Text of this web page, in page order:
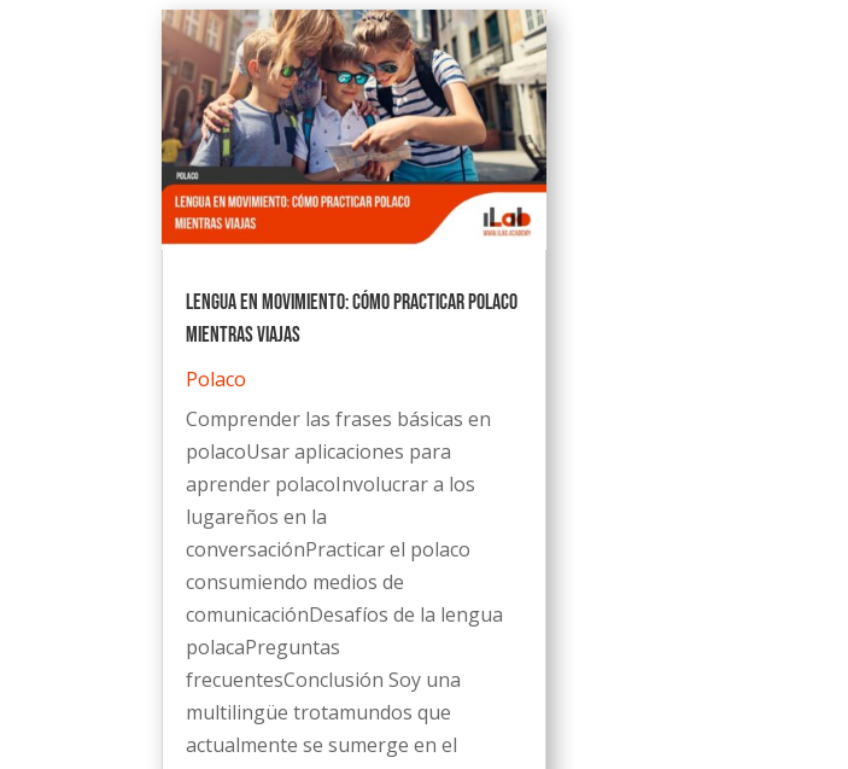
Lengua en movimiento: Cómo practicar polaco
mientras viajas
Polaco
Comprender las frases básicas en
polacoUsar aplicaciones para
aprender polacoInvolucrar a los
lugareños en la
conversaciónPracticar el polaco
consumiendo medios de
comunicaciónDesafíos de la lengua
polacaPreguntas
frecuentesConclusión Soy una
multilingüe trotamundos que
actualmente se sumerge en el